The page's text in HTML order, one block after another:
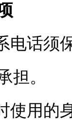
话须保
担。
用的